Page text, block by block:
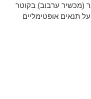
(מכשיר ערבוב) בקוטר
תנאים אופטימליים